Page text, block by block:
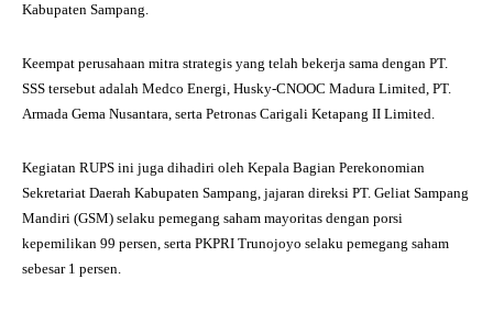
Kabupaten Sampang.
Keempat perusahaan mitra strategis yang telah bekerja sama dengan PT.
SSS tersebut adalah Medco Energi, Husky-CNOOC Madura Limited, PT.
Armada Gema Nusantara, serta Petronas Carigali Ketapang II Limited.
Kegiatan RUPS ini juga dihadiri oleh Kepala Bagian Perekonomian
Sekretariat Daerah Kabupaten Sampang, jajaran direksi PT. Geliat Sampang
Mandiri (GSM) selaku pemegang saham mayoritas dengan porsi
kepemilikan 99 persen, serta PKPRI Trunojoyo selaku pemegang saham
sebesar 1 persen.